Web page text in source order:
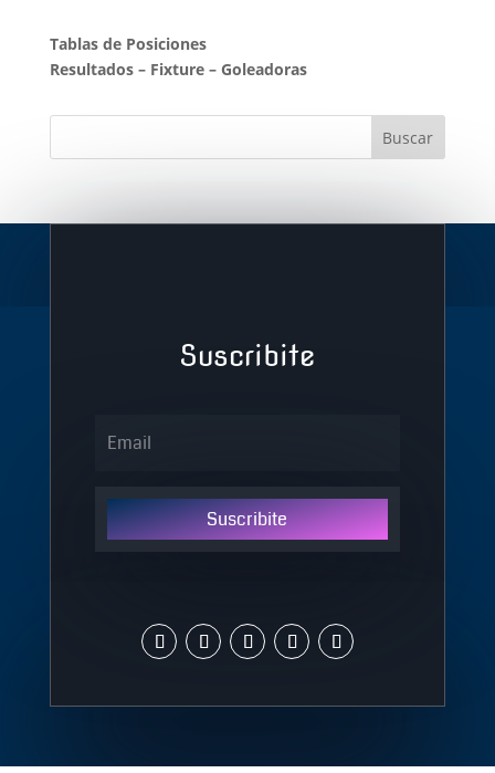
Tablas de Posiciones
Resultados– Fixture– Goleadoras
Suscribite
Suscribite